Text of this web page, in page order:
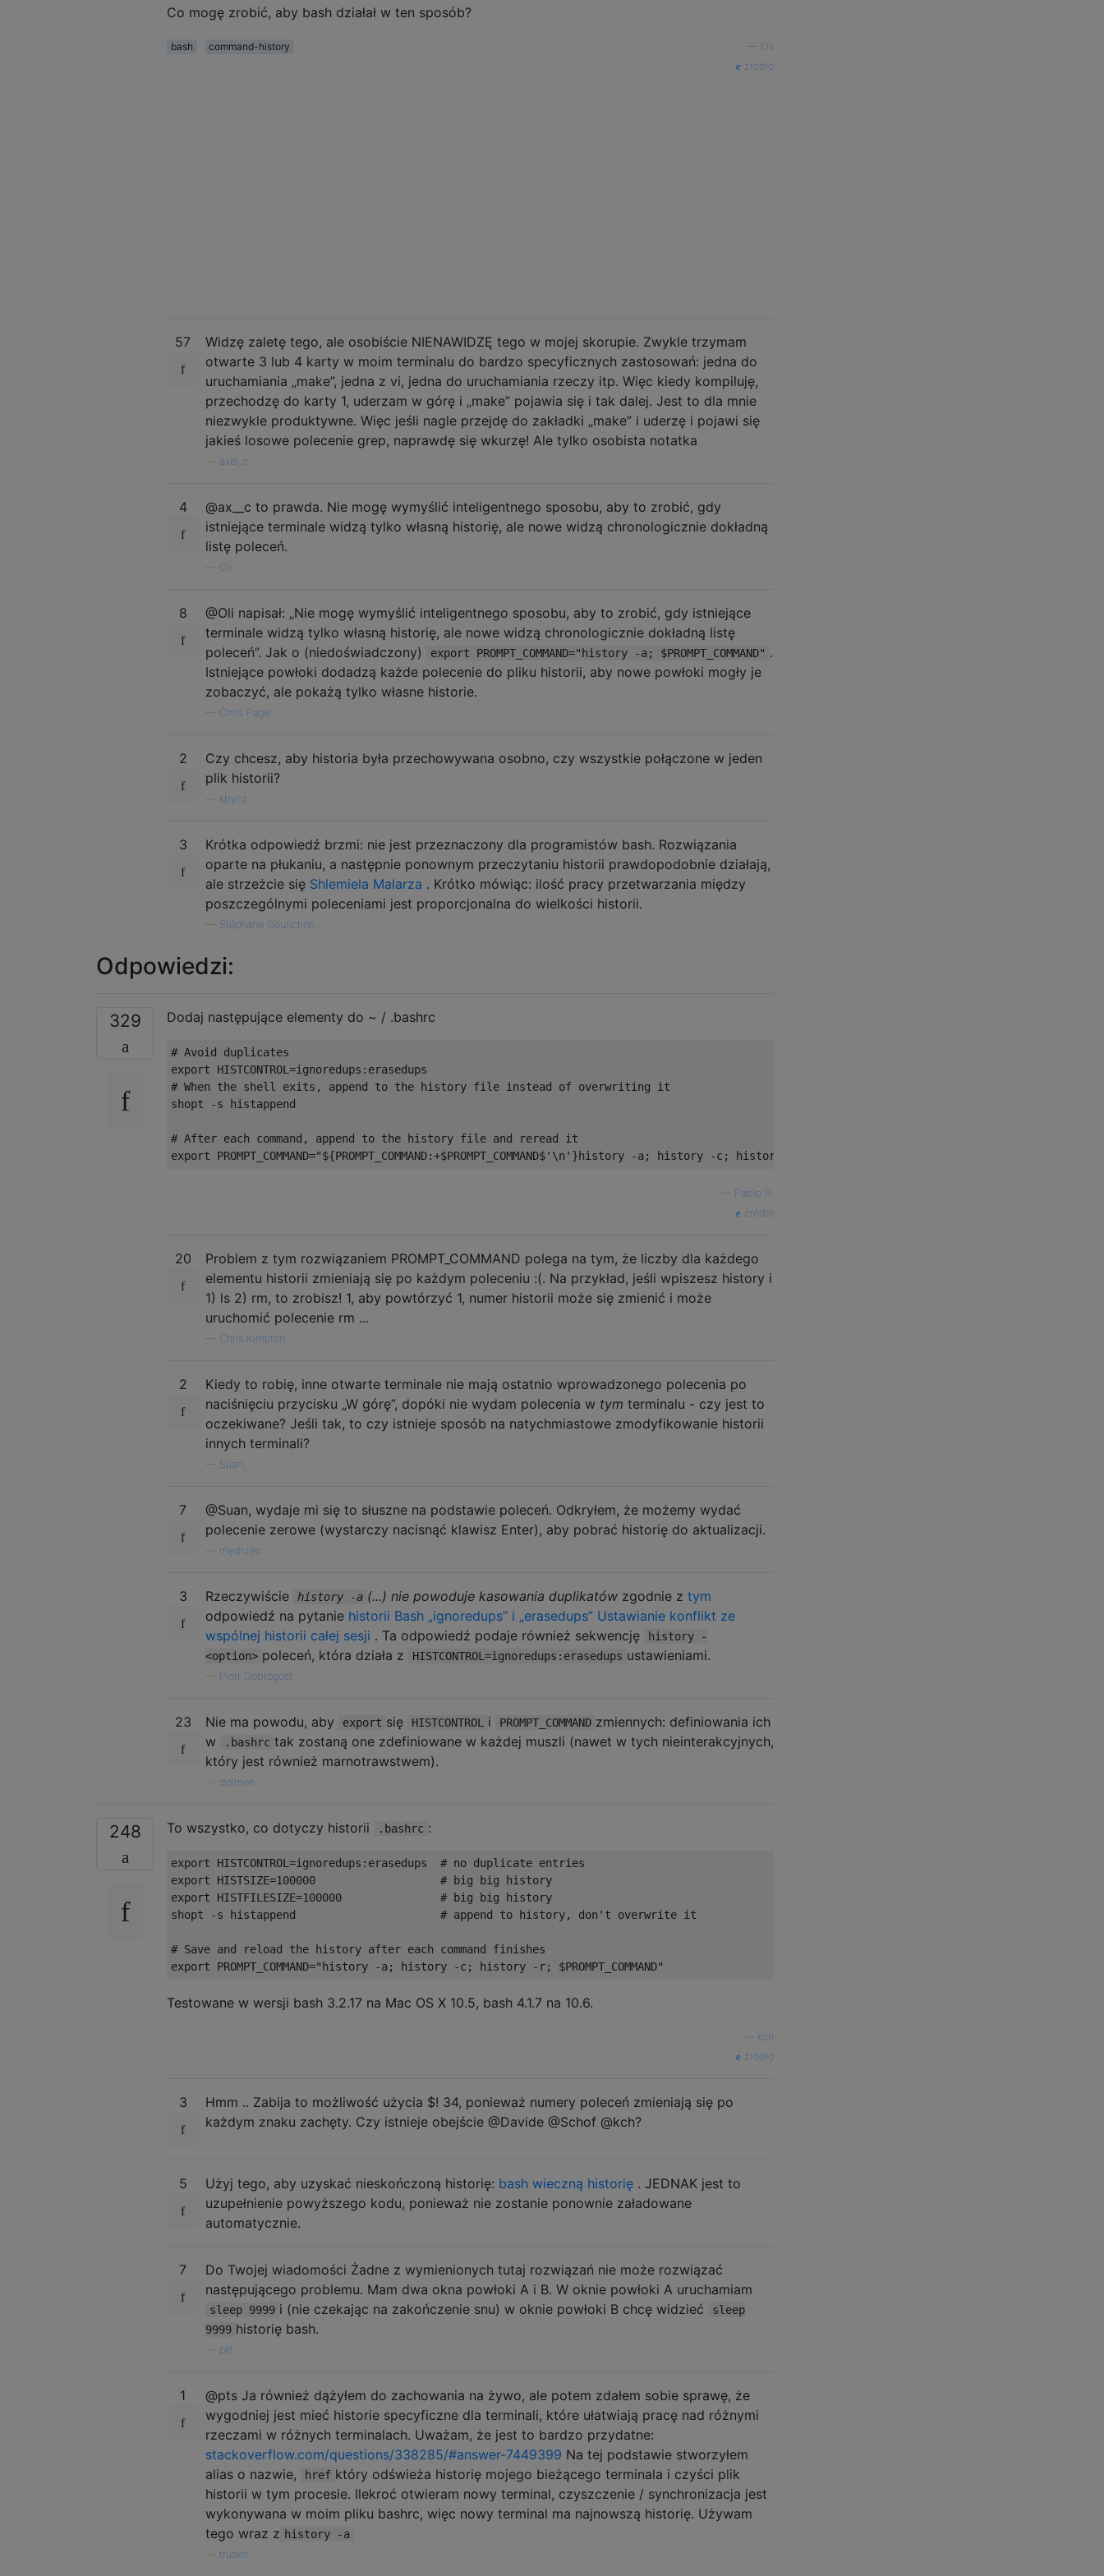
Co mogę zrobić, aby bash działał w ten sposób?
bash command-history
Oli
źródło
57
Widzę zaletę tego, ale osobiście NIENAWIDZĘ tego w mojej skorupie. Zwykle trzymam
otwarte 3 lub 4 karty w moim terminalu do bardzo specyficznych zastosowań: jedna do
uruchamiania „make”, jedna z vi, jedna do uruchamiania rzeczy itp. Więc kiedy kompiluję,
przechodzę do karty 1, uderzam w górę i „make” pojawia się i tak dalej. Jest to dla mnie
niezwykle produktywne. Więc jeśli nagle przejdę do zakładki „make” i uderzę i pojawi się
jakieś losowe polecenie grep, naprawdę się wkurzę! Ale tylko osobista notatka
axel_c
4
@ax__c to prawda. Nie mogę wymyślić inteligentnego sposobu, aby to zrobić, gdy
istniejące terminale widzą tylko własną historię, ale nowe widzą chronologicznie dokładną
listę poleceń.
Oli
8
@Oli napisał: „Nie mogę wymyślić inteligentnego sposobu, aby to zrobić, gdy istniejące
terminale widzą tylko własną historię, ale nowe widzą chronologicznie dokładną listę
poleceń”. Jak o (niedoświadczony)
export PROMPT_COMMAND="history -a; $PROMPT_COMMAND" .
Istniejące powłoki dodadzą każde polecenie do pliku historii, aby nowe powłoki mogły je
zobaczyć, ale pokażą tylko własne historie.
Chris Page
2
Czy chcesz, aby historia była przechowywana osobno, czy wszystkie połączone w jeden
plik historii?
kbyrd
3
Krótka odpowiedź brzmi: nie jest przeznaczony dla programistów bash. Rozwiązania
oparte na płukaniu, a następnie ponownym przeczytaniu historii prawdopodobnie działają,
ale strzeżcie się Shlemiela Malarza . Krótko mówiąc: ilość pracy przetwarzania między
poszczególnymi poleceniami jest proporcjonalna do wielkości historii.
Stéphane Gourichon,
Odpowiedzi:
329 Dodaj następujące elementy do ~ / .bashrc
# Avoid duplicates
export HISTCONTROL =ignoredups : erasedups
# When the shell exits, append to the history file instead of overwriting it
shopt
-s histappend
# After each command, append to the history file and reread it
export PROMPT_COMMAND="${PROMPT_COMMAND:+$PROMPT_COMMAND$'\n'}history -a; history -c; history -r"
Pablo R.
źródło
20
Problem z tym rozwiązaniem PROMPT_COMMAND polega na tym, że liczby dla każdego
elementu historii zmieniają się po każdym poleceniu :(. Na przykład, jeśli wpiszesz history i
1) ls 2) rm, to zrobisz! 1, aby powtórzyć 1, numer historii może się zmienić i może
uruchomić polecenie rm ...
Chris Kimpton
2
Kiedy to robię, inne otwarte terminale nie mają ostatnio wprowadzonego polecenia po
naciśnięciu przycisku „W górę”, dopóki nie wydam polecenia w tym terminalu - czy jest to
oczekiwane? Jeśli tak, to czy istnieje sposób na natychmiastowe zmodyfikowanie historii
innych terminali?
Suan,
7
@Suan, wydaje mi się to słuszne na podstawie poleceń. Odkryłem, że możemy wydać
polecenie zerowe (wystarczy nacisnąć klawisz Enter), aby pobrać historię do aktualizacji.
mędrzec
3 Rzeczywiście history -a (...) nie powoduje kasowania duplikatów zgodnie z tym
odpowiedź na pytanie historii Bash „ignoredups” i „erasedups” Ustawianie konflikt ze
wspólnej historii całej sesji . Ta odpowiedź podaje również sekwencję
history -
<option> poleceń, która działa z HISTCONTROL=ignoredups:erasedups ustawieniami.
Piotr Dobrogost
23 Nie ma powodu, aby export się HISTCONTROL i PROMPT_COMMAND zmiennych: definiowania ich
w
.bashrc tak zostaną one zdefiniowane w każdej muszli (nawet w tych nieinterakcyjnych,
który jest również marnotrawstwem).
dolmen
248 To wszystko, co dotyczy historii .bashrc :
export HISTCONTROL =ignoredups : erasedups # no duplicate entries
export HISTSIZE=100000
# big big history
export HISTFILESIZE=100000
# big big history
shopt
-s histappend # append to history, don't overwrite it
# Save and reload the history after each command finishes
export PROMPT_COMMAND="history -a; history -c; history -r; $PROMPT_COMMAND"
Testowane w wersji bash 3.2.17 na Mac OS X 10.5, bash 4.1.7 na 10.6.
kch
źródło
3
Hmm .. Zabija to możliwość użycia $! 34, ponieważ numery poleceń zmieniają się po
każdym znaku zachęty. Czy istnieje obejście @Davide @Schof @kch?
5 Użyj tego, aby uzyskać nieskończoną historię: bash wieczną historię . JEDNAK jest to
uzupełnienie powyższego kodu, ponieważ nie zostanie ponownie załadowane
automatycznie.
7
Do Twojej wiadomości Żadne z wymienionych tutaj rozwiązań nie może rozwiązać
następującego problemu. Mam dwa okna powłoki A i B. W oknie powłoki A uruchamiam
sleep 9999 i (nie czekając na zakończenie snu) w oknie powłoki B chcę widzieć
sleep
9999 historię bash.
pkt.
1
@pts Ja również dążyłem do zachowania na żywo, ale potem zdałem sobie sprawę, że
wygodniej jest mieć historie specyficzne dla terminali, które ułatwiają pracę nad różnymi
rzeczami w różnych terminalach. Uważam, że jest to bardzo przydatne:
stackoverflow.com/questions/338285/#answer-7449399 Na tej podstawie stworzyłem
alias o nazwie,
href który odświeża historię mojego bieżącego terminala i czyści plik
historii w tym procesie. Ilekroć otwieram nowy terminal, czyszczenie / synchronizacja jest
wykonywana w moim pliku bashrc, więc nowy terminal ma najnowszą historię. Używam
tego wraz z history -a
trusktr